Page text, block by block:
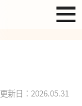
更新日：2026.05.31